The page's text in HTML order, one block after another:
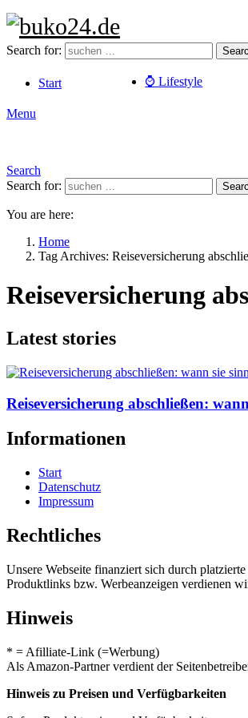
Search for:
Start ⌚️ Lifestyle
Menu
Search
Search for:
You are here:
Home
Tag Archives: Reiseversicherung
Reiseversicherung
Latest stories
Reiseversicherung abschließen:
Informationen
Start
Datenschutz
Impressum
Rechtliches
Unsere Webseite finanziert sich durch
Produktlinks bzw. Werbeanzeigen verdienen
Hinweis
* = Afilliate-Link (=Werbung)
Als Amazon-Partner verdient der
Hinweis zu Preisen und Verfügbarkeiten